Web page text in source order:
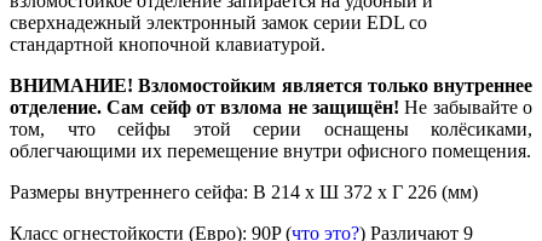
сверхнадежный электронный замок серии EDL со
стандартной кнопочной клавиатурой.
ВНИМАНИЕ! Взломостойким является только внутреннее
отделение. Сам сейф от взлома не защищён! Не забывайте о
том, что сейфы этой серии оснащены колёсиками,
облегчающими их перемещение внутри офисного помещения.
Размеры внутреннего сейфа: В 214 х Ш 372 х Г 226 (мм)
Класс огнестойкости (Евро): 90P (что это?) Различают 9